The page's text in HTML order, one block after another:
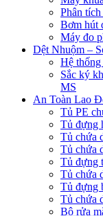
Phân
Bơm hút
Máy đo
Dệt Nhuộm –
Hệ thống
Sắc ký
MS
An Toàn Lao
Tủ PE
Tủ đựng
Tủ chứa
Tủ chứa
Tủ đựng
Tủ chứa
Tủ đựng
Tủ chứa
Bộ rửa